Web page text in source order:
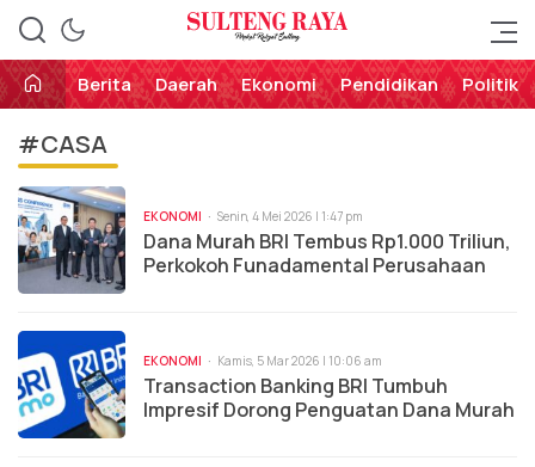
Sulteng Raya
Perekat Rakyat Sulteng
Berita
Daerah Ekonomi Pendidikan Politik
#CASA
EKONOMI Senin, 4 Mei 2026 | 1:47 pm
Dana Murah BRI Tembus Rp1.000 Triliun,
Perkokoh Funadamental Perusahaan
EKONOMI Kamis, 5 Mar 2026 | 10:06 am
Transaction Banking BRI Tumbuh
Impresif Dorong Penguatan Dana Murah